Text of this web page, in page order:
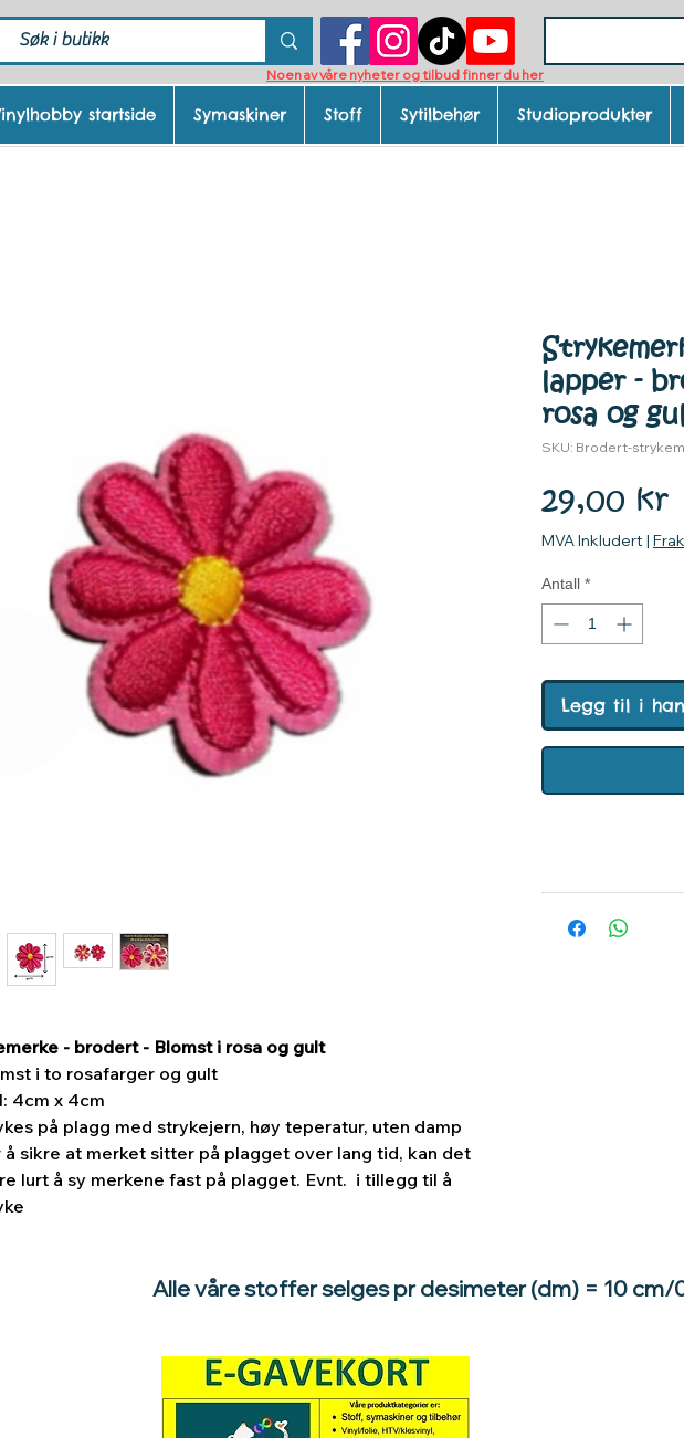
Noen av våre nyheter og tilbud finner du her
- brodert - Blomst i rosa og gult
i to rosafarger og gult
4cm x 4cm
på plagg med strykejern, høy teperatur, uten damp
å sikre at merket sitter på plagget over lang tid, kan det
lurt å sy merkene fast på plagget. Evnt. i tillegg til å
lapper -
rosa og
SKU: Brodert-
29,00 kr
MVA Inkludert |
Antall *
Legg til i
Alle våre stoffer selges pr desimeter (dm) = 10 cm/
startside Symaskiner Stoff Sytilbehør Studioprodukter